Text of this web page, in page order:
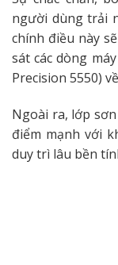
người dùng trải
chính điều này
sát các dòng
Precision 5550)
Ngoài ra, lớp
điểm mạnh với
duy trì lâu bền